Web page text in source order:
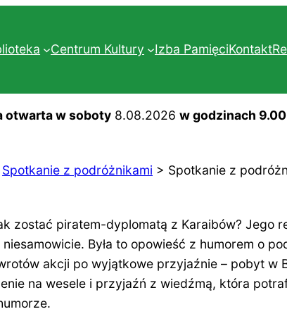
Centrum Kultury Izba PamięciKontakt
otwarta w soboty8.08.2026 w godzinach
Spotkanie z podróżnikami > Spotkanie z
zostać piratem-dyplomatą z Karaibów? Jego
Była to opowieść z humorem o
akcji po wyjątkowe przyjaźnie – pobyt w
na wesele i przyjaźń z wiedźmą, która